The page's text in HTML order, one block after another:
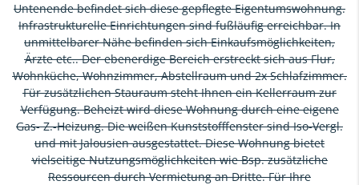
Untenende befindet sich diese gepflegte Eigentumswohnung.
Infrastrukturelle Einrichtungen sind fußläufig erreichbar. In
unmittelbarer Nähe befinden sich Einkaufsmöglichkeiten,
Ärzte etc.. Der ebenerdige Bereich erstreckt sich aus Flur,
Wohnküche, Wohnzimmer, Abstellraum und 2x Schlafzimmer.
Für zusätzlichen Stauraum steht Ihnen ein Kellerraum zur
Verfügung. Beheizt wird diese Wohnung durch eine eigene
Gas- Z.-Heizung. Die weißen Kunststofffenster sind Iso-Vergl.
und mit Jalousien ausgestattet. Diese Wohnung bietet
vielseitige Nutzungsmöglichkeiten wie Bsp. zusätzliche
Ressourcen durch Vermietung an Dritte. Für Ihre